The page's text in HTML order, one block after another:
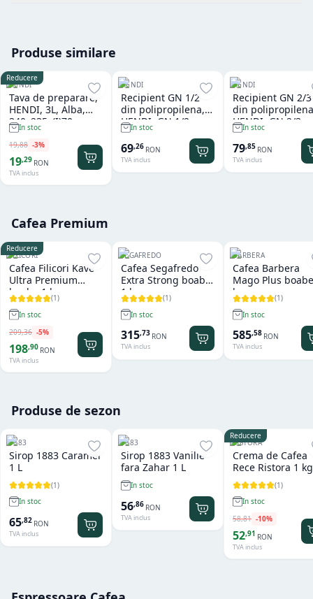
Produse similare
Reducere
HENDI
Tava de preparare,
HENDI, 3L, Alba,
340x235x(I)70mm,
Dreptunghiulara
In stoc
19,88 -3%
19,29 RON
TVA inclus
HENDI
Recipient GN 1/2
din polipropilena,
HENDI, GN 1/2,
12,5L, Transparent,
325x265x(H)200mm,
Dreptunghiular
In stoc
69,26 RON
TVA inclus
HENDI
Recipient GN 2/3
din
HENDI, GN 2/3,
13,5L,
Dreptunghiular
In stoc
79,85 RON
TVA inclus
Cafea Premium
Reducere
FILICORI
Cafea Filicori Kave
Ultra Premium
boabe 1 kg
(1)
In stoc
209,36 -5%
198,90 RON
TVA inclus
SEGAFREDO
Cafea Segafredo
Extra Strong boabe
1 kg
(1)
In stoc
315,73 RON
TVA inclus
BARBERA
Cafea Barbera
Mago Plus
kg
(1)
In stoc
585,58 RON
TVA inclus
Produse de sezon
1883
Sirop 1883 Caramel
1 L
(1)
In stoc
65,82 RON
TVA inclus
1883
Sirop 1883 Vanilie
fara Zahar 1 L
In stoc
56,86 RON
TVA inclus
Reducere
RISTORA
Crema de Cafea
Rece Ristora 1 kg
(1)
In stoc
58,81 -10%
52,91 RON
TVA inclus